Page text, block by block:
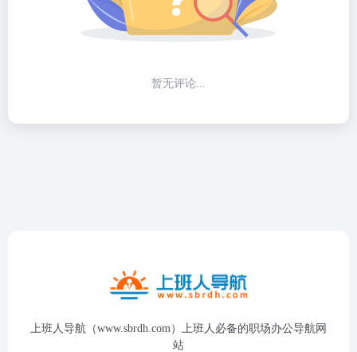
暂无评论...
上班人导航（www.sbrdh.com）上班人必备的职场办公导航网
站